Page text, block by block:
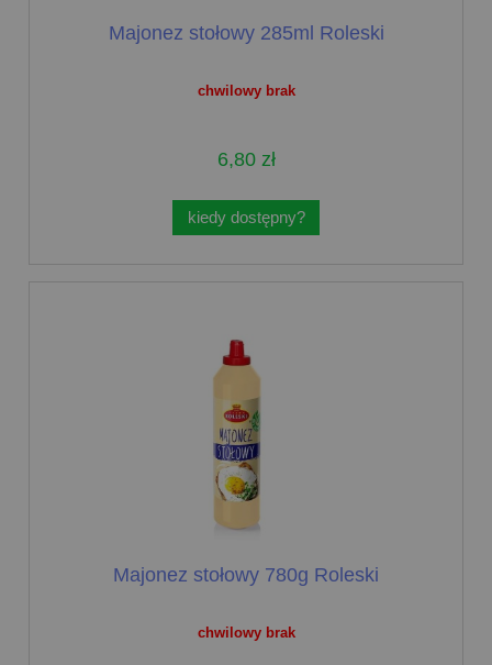
chwilowy brak
Majonez stołowy 285ml Roleski
6,80 zł
kiedy dostępny?
chwilowy brak
Majonez stołowy 780g Roleski